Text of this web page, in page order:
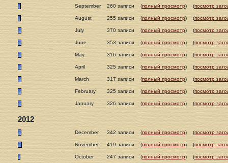
September 260 записи (полный просмотр) (посмотр
August 255 записи (полный просмотр) (посмотр
July 370 записи (полный просмотр) (посмотр
June 353 записи (полный просмотр) (посмотр
May 316 записи (полный просмотр) (посмотр
April 325 записи (полный просмотр) (посмотр
March 317 записи (полный просмотр) (посмотр
February 325 записи (полный просмотр) (посмотр
January 326 записи (полный просмотр) (посмотр
2012
December 342 записи (полный просмотр) (посмотр
November 419 записи (полный просмотр) (посмотр
October 247 записи (полный просмотр) (посмотр